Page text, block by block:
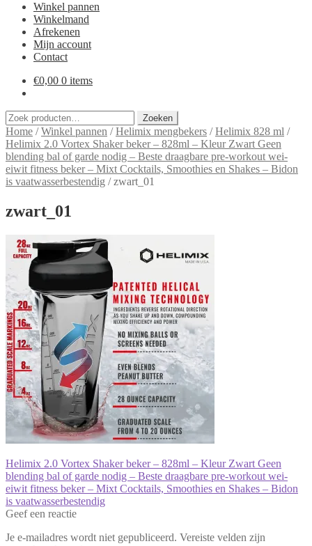
Winkel pannen
Winkelmand
Afrekenen
Mijn account
Contact
€0,00 0 items
Zoeken
naar:
Zoeken
Home /Winkel pannen /Helimix mengbekers /Helimix 828 ml /
Helimix 2.0 Vortex Shaker beker – 828ml – Kleur Zwart Geen
blending bal of garde nodig – Beste draagbare pre-workout wei-
eiwit fitness beker – Mixt Cocktails, Smoothies en Shakes – Bidon
is vaatwasserbestendig /zwart_01
zwart_01
Bericht
navigatie
Vorig
bericht:
Helimix 2.0 Vortex Shaker beker – 828ml – Kleur Zwart Geen
blending bal of garde nodig – Beste draagbare pre-workout wei-
eiwit fitness beker – Mixt Cocktails, Smoothies en Shakes – Bidon
is vaatwasserbestendig
Geef een reactie
Je e-mailadres wordt niet gepubliceerd. Vereiste velden zijn